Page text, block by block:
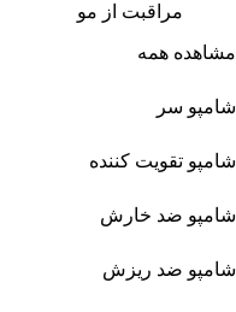
مراقبت از مو
مشاهده همه
شامپو سر
شامپو تقویت کننده
شامپو ضد خارش
شامپو ضد ریزش